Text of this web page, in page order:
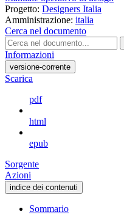
Progetto: Designers Italia
Amministrazione: italia
Cerca nel documento
Informazioni
versione-corrente
Scarica
pdf
html
epub
Sorgente
Azioni
indice dei contenuti
Sommario